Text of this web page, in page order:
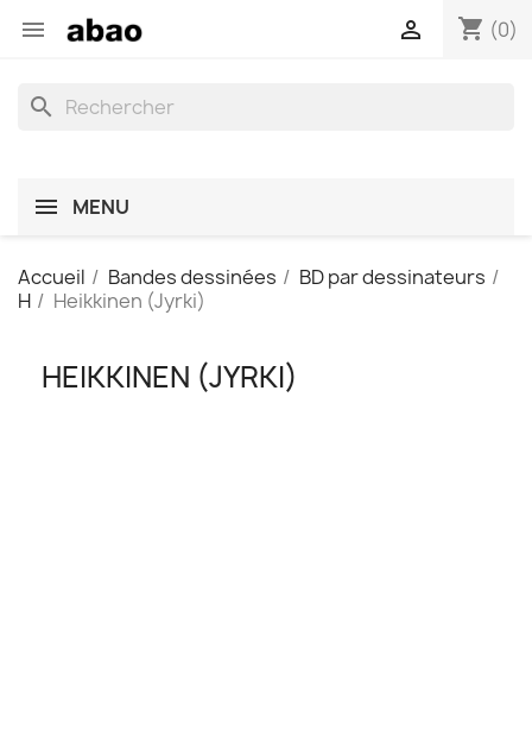
 shopping_cart (0)

search
MENU
Accueil Bandes dessinées
BD par dessinateurs
H
Heikkinen (Jyrki)
HEIKKINEN (JYRKI)